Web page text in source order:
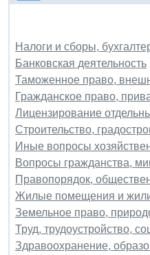
Налоги и сборы,
Банковская деятельность
Таможенное право,
Гражданское право,
Лицензирование
Строительство,
Иные вопросы
Вопросы гражданства,
Правопорядок,
Жилые помещения и
Земельное право,
Труд, трудоустройство,
Здравоохранение,